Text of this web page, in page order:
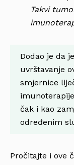
Takvi
Dodao je da
uvrštavanje
smjernice
čak i kao
određenim
Pročitajte i ove